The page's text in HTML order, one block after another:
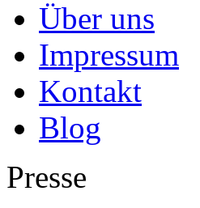
Über uns
Impressum
Kontakt
Blog
Presse